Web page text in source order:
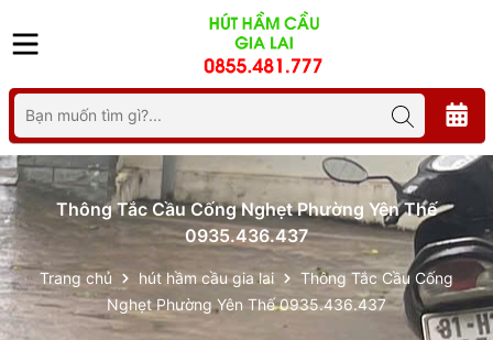
Thông Tắc Cầu Cống Nghẹt Phường Yên Thế
0935.436.437
Trang chủ hút hầm cầu gia lai
Thông Tắc Cầu Cống
Nghẹt Phường Yên Thế 0935.436.437